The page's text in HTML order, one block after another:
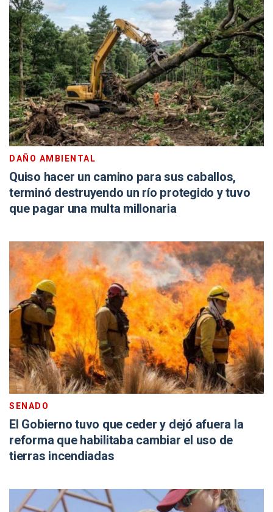
DAÑO AMBIENTAL
Quiso hacer un camino para sus caballos,
terminó destruyendo un río protegido y tuvo
que pagar una multa millonaria
SENADO
El Gobierno tuvo que ceder y dejó afuera la
reforma que habilitaba cambiar el uso de
tierras incendiadas